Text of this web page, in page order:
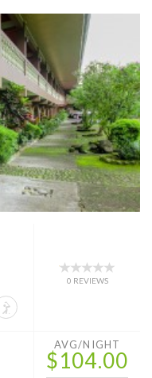
0 REVIEWS
AVG/NIGHT
$104.00